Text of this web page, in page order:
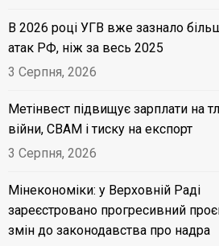
В 2026 році УГВ вже зазнало
атак РФ, ніж за весь 2025
3 Серпня, 2026
Метінвест підвищує зарплати на
війни, CBAM і тиску на експорт
3 Серпня, 2026
Мінекономіки: у Верховній Раді
зареєстровано прогресивний
змін до законодавства про надра